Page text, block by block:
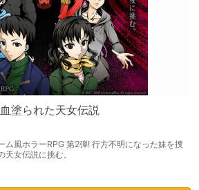
塗られた天女伝説
ム風ホラーRPG 第2弾! 行方不明になった妹を捜
女伝説に挑む。